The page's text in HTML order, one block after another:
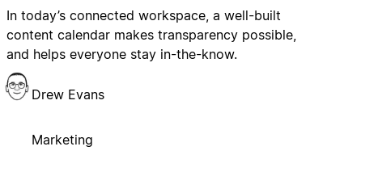
In today’s connected workspace, a well-built
content calendar makes transparency possible,
and helps everyone stay in-the-know.
Drew Evans
Marketing